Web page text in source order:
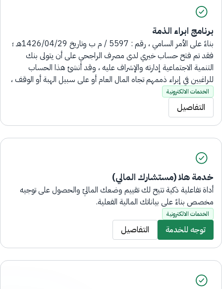
برنامج ابراء الذمة
بناءً على الأمر السامي ، رقم : 5597 / م ب وتاريخ 1426/04/29هـ ؛
فقد تم فتح حساب خيري لدى مصرف الراجحي على أن يتولى بنك
التنمية الاجتماعية إدارته والإشراف عليه ، وقد أنشئ هذا الحساب
للراغبين في إبراء ذممهم تجاه المال العام أو على سبيل الهبة أو الوقف ،
(أما الأموال العينية مثل : الأراضي أو العقارات تنقل ملكيتها باسم بنك
التنمية الاجتماعية ).
الخدمات الالكترونية
التفاصيل
خدمة هلا (مستشارك المالي)
أداة تفاعلية ذكية تتيح لك تقييم وضعك الماليّ والحصول على توجيه
مخصص بناءً على بياناتك المالية الفعلية.
الخدمات الالكترونية
توجه للخدمة التفاصيل